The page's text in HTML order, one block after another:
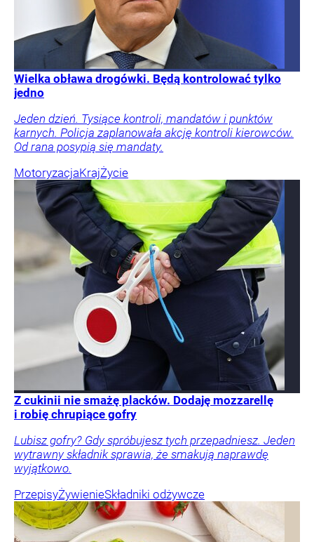
Wielka obława drogówki. Będą kontrolować tylko
jedno
Jeden dzień. Tysiące kontroli, mandatów i punktów
karnych. Policja zaplanowała akcję kontroli kierowców.
Od rana posypią się mandaty.
MotoryzacjaKrajŻycie
Z cukinii nie smażę placków. Dodaję mozzarellę
i robię chrupiące gofry
Lubisz gofry? Gdy spróbujesz tych przepadniesz. Jeden
wytrawny składnik sprawia, że smakują naprawdę
wyjątkowo.
PrzepisyŻywienieSkładniki odżywcze